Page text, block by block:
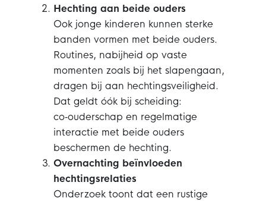
Hechting aan beide ouders
Ook jonge kinderen kunnen sterke
banden vormen met beide ouders.
Routines, nabijheid op vaste
momenten zoals bij het slapengaan,
dragen bij aan hechtingsveiligheid.
Dat geldt óók bij scheiding:
co‑ouderschap en regelmatige
interactie met beide ouders
beschermen de hechting.
Overnachting beïnvloeden
hechtingsrelaties
Onderzoek toont dat een rustige